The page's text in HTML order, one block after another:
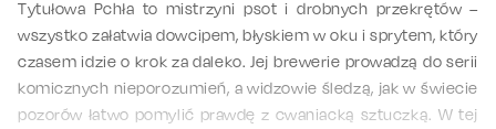
Tytułowa Pchła to mistrzyni psot i drobnych przekrętów –
wszystko załatwia dowcipem, błyskiem w oku i sprytem, który
czasem idzie o krok za daleko. Jej brewerie prowadzą do serii
komicznych nieporozumień, a widzowie śledzą, jak w świecie
pozorów łatwo pomylić prawdę z cwaniacką sztuczką. W tej